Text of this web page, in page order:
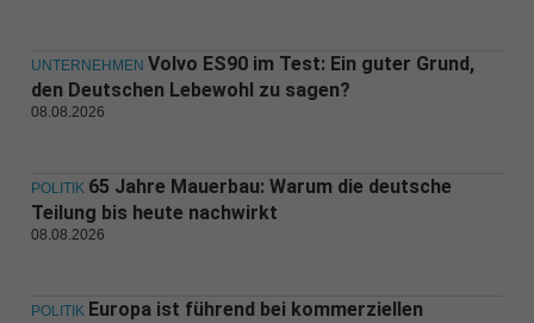
UNTERNEHMEN Volvo ES90 im Test: Ein guter Grund,
den Deutschen Lebewohl zu sagen?
08.08.2026
POLITIK 65 Jahre Mauerbau: Warum die deutsche
Teilung bis heute nachwirkt
08.08.2026
POLITIK Europa ist führend bei kommerziellen